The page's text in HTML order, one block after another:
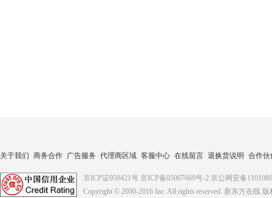
关于我们 商务合作 广告服务 代理商区域 客服中心 在线留言 退换货说明 合作伙
京ICP证050421号 京ICP备05067669号-2 京公网安备
Copyright © 2000-2016 Inc. All rights reserved. 新东方在线